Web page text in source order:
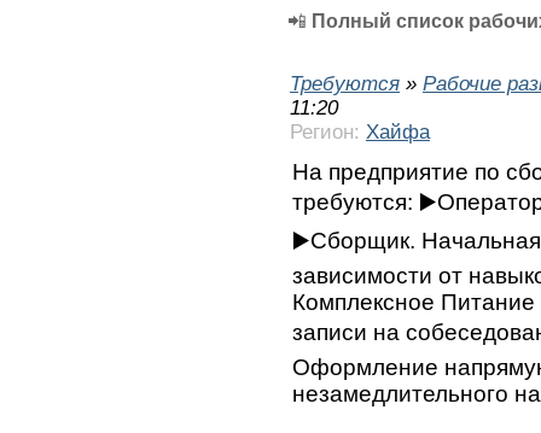
📲 Полный список
Требуются » Рабочие
11:20
Регион: Хайфа
На предприятие по
требуются:
▶️Сборщик. Начальная
зависимости от
Комплексное
записи на
Оформление
незамедлительного